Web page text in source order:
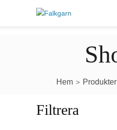
Hem > Produkter
Filtrera